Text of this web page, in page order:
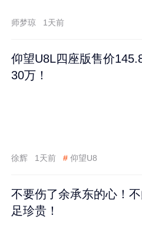
师梦琼 1天前
仰望U8L四座版售价
30万！
徐辉 1天前 # 仰望U8
不要伤了余承东的心！
足珍贵！